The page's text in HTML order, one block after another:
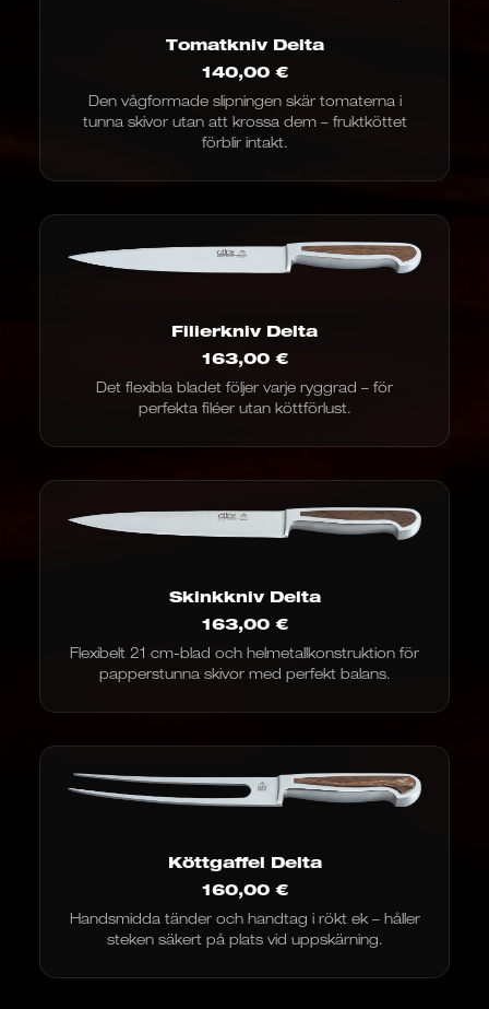
Tomatkniv Delta
140,00 €
Den vågformade slipningen skär tomaterna i
tunna skivor utan att krossa dem – fruktköttet
förblir intakt.
Filierkniv Delta
163,00 €
Det flexibla bladet följer varje ryggrad – för
perfekta filéer utan köttförlust.
Skinkkniv Delta
163,00 €
Flexibelt 21 cm-blad och helmetallkonstruktion för
papperstunna skivor med perfekt balans.
Köttgaffel Delta
160,00 €
Handsmidda tänder och handtag i rökt ek – håller
steken säkert på plats vid uppskärning.